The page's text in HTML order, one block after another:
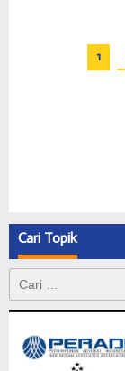
1
Cari Topik
untuk: